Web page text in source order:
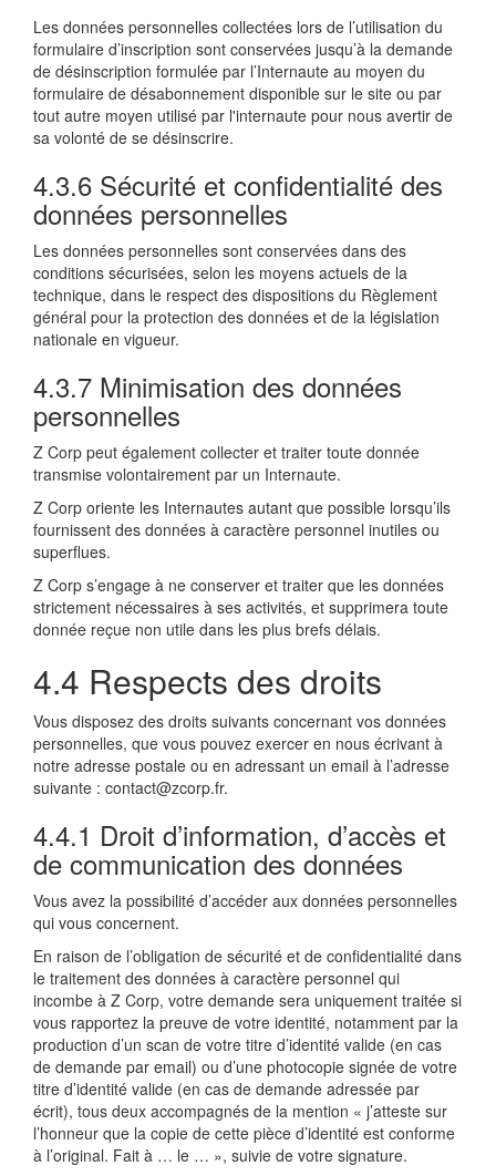
Les données personnelles collectées lors de l’utilisation du
formulaire d’inscription sont conservées jusqu’à la demande
de désinscription formulée par l’Internaute au moyen du
formulaire de désabonnement disponible sur le site ou par
tout autre moyen utilisé par l'internaute pour nous avertir de
sa volonté de se désinscrire.
4.3.6 Sécurité et confidentialité des
données personnelles
Les données personnelles sont conservées dans des
conditions sécurisées, selon les moyens actuels de la
technique, dans le respect des dispositions du Règlement
général pour la protection des données et de la législation
nationale en vigueur.
4.3.7 Minimisation des données
personnelles
Z Corp peut également collecter et traiter toute donnée
transmise volontairement par un Internaute.
Z Corp oriente les Internautes autant que possible lorsqu’ils
fournissent des données à caractère personnel inutiles ou
superflues.
Z Corp s’engage à ne conserver et traiter que les données
strictement nécessaires à ses activités, et supprimera toute
donnée reçue non utile dans les plus brefs délais.
4.4 Respects des droits
Vous disposez des droits suivants concernant vos données
personnelles, que vous pouvez exercer en nous écrivant à
notre adresse postale ou en adressant un email à l’adresse
suivante : contact@zcorp.fr.
4.4.1 Droit d’information, d’accès et
de communication des données
Vous avez la possibilité d’accéder aux données personnelles
qui vous concernent.
En raison de l’obligation de sécurité et de confidentialité dans
le traitement des données à caractère personnel qui
incombe à Z Corp, votre demande sera uniquement traitée si
vous rapportez la preuve de votre identité, notamment par la
production d’un scan de votre titre d’identité valide (en cas
de demande par email) ou d’une photocopie signée de votre
titre d’identité valide (en cas de demande adressée par
écrit), tous deux accompagnés de la mention « j’atteste sur
l’honneur que la copie de cette pièce d’identité est conforme
à l’original. Fait à … le … », suivie de votre signature.